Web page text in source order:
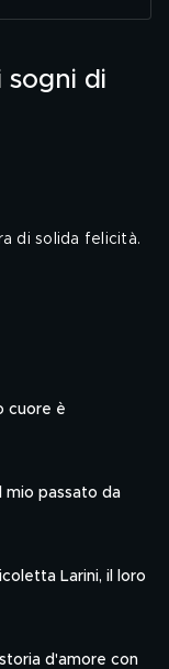
sogni di
di solida felicità.
cuore è
mio passato da
Larini, il loro
d'amore con